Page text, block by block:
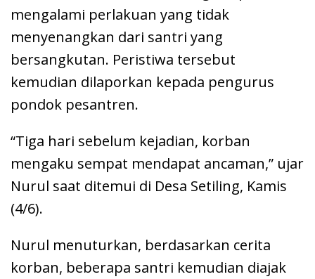
mengalami perlakuan yang tidak
menyenangkan dari santri yang
bersangkutan. Peristiwa tersebut
kemudian dilaporkan kepada pengurus
pondok pesantren.
“Tiga hari sebelum kejadian, korban
mengaku sempat mendapat ancaman,” ujar
Nurul saat ditemui di Desa Setiling, Kamis
(4/6).
Nurul menuturkan, berdasarkan cerita
korban, beberapa santri kemudian diajak